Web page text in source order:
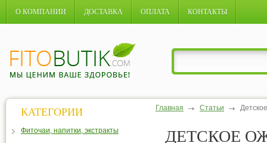
О КОМПАНИИ ДОСТАВКА ОПЛАТА КОНТАКТЫ
Главная Статьи
ДЕТСКОЕ
КАТЕГОРИИ
Фиточаи, напитки, экстракты